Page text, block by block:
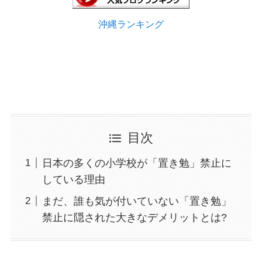
沖縄ランキング
目次
日本の多くの小学校が「置き勉」禁止に
している理由
まだ、誰も気が付いていない「置き勉」
禁止に隠された大きなデメリットとは?